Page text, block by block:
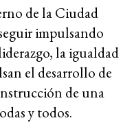
de la Ciudad
impulsando
la igualdad
el desarrollo de
de una
y todos.